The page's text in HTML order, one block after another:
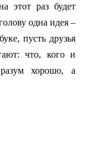
этот раз будет
одна идея –
пусть друзья
что, кого и
хорошо, а